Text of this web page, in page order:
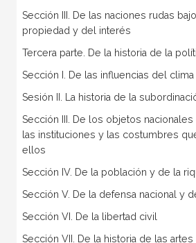
Sección III. De las naciones rudas
propiedad y del interés
Tercera parte. De la historia de la
Sección I. De las influencias del
Sesión II. La historia de la
Sección III. De los objetos
las instituciones y las costumbres
ellos
Sección IV. De la población y de la
Sección V. De la defensa nacional y
Sección VI. De la libertad civil
Sección VII. De la historia de las artes